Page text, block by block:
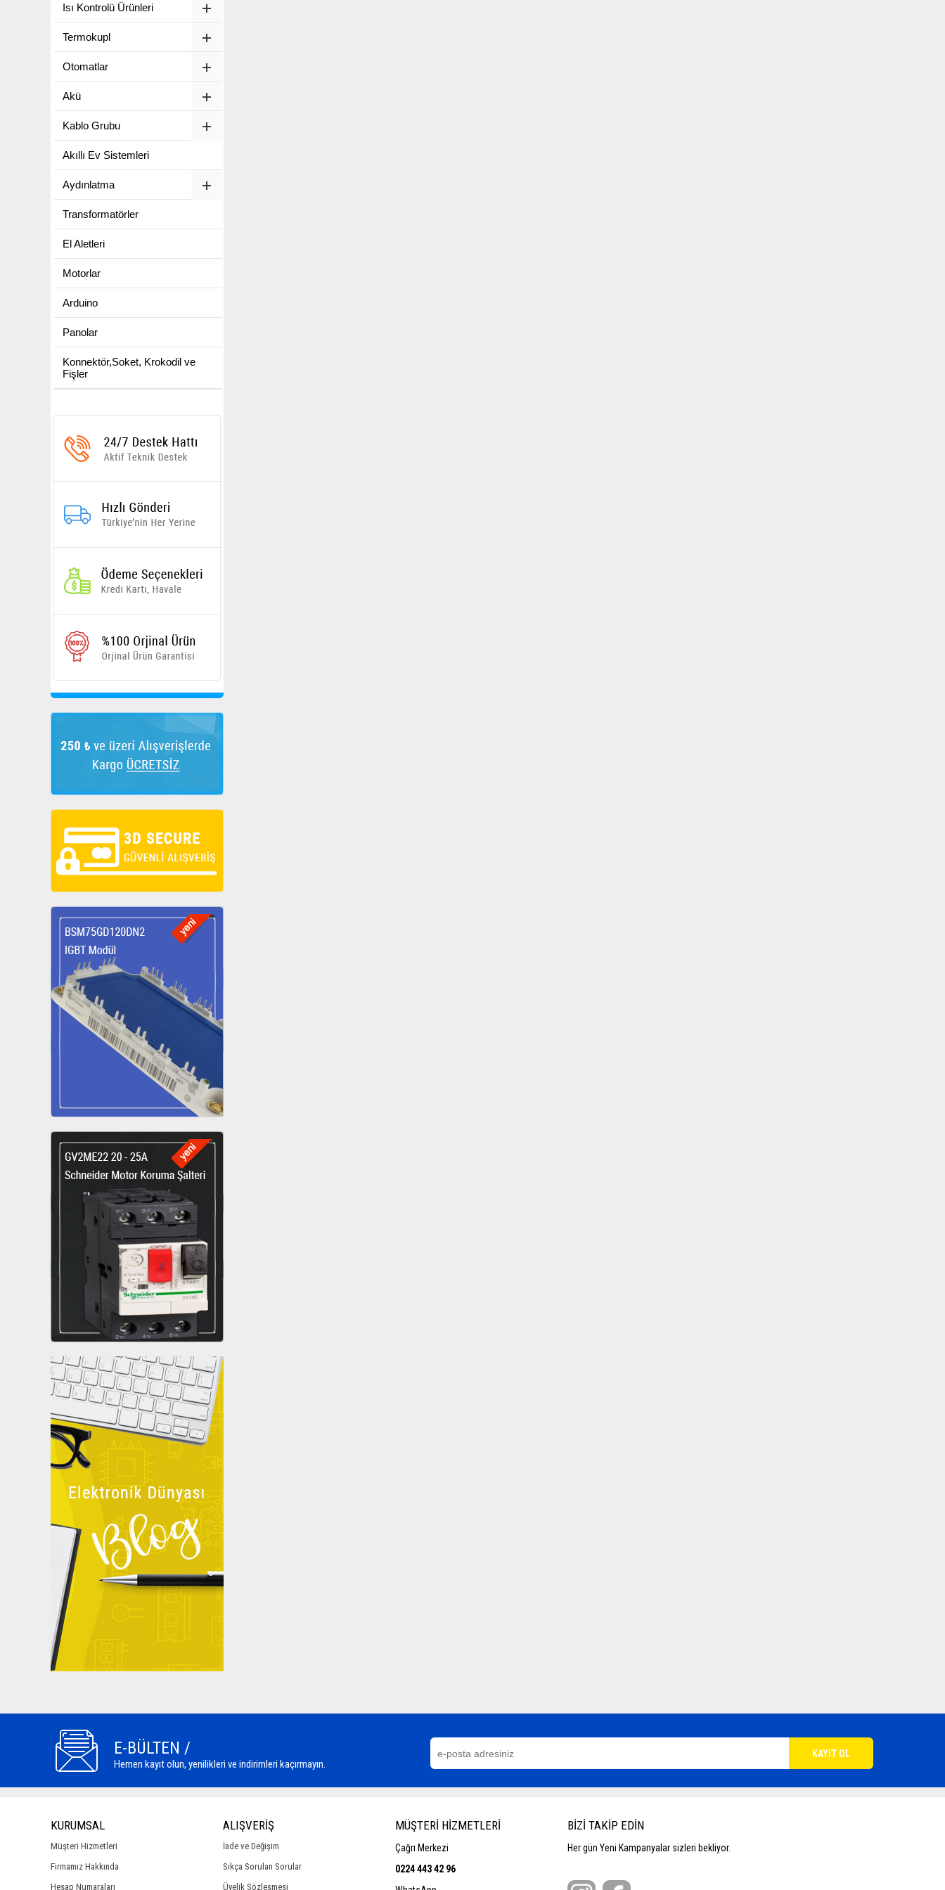
Isı Kontrolü Ürünleri
Termokupl
Otomatlar
Akü
Kablo Grubu
Akıllı Ev Sistemleri
Aydınlatma
Transformatörler
El Aletleri
Motorlar
Arduino
Panolar
Konnektör,Soket, Krokodil ve
Fişler
E-BÜLTEN /
Hemen kayıt olun, yenilikleri ve indirimleri kaçırmayın.
KURUMSAL
Müşteri Hizmetleri
Firmamız Hakkında
Hesap Numaraları
ALIŞVERİŞ
İade ve Değişim
Sıkça Sorulan Sorular
Üyelik Sözleşmesi
MÜŞTERİ HİZMETLERİ
Çağrı Merkezi
0224 443 42 96
BİZİ TAKİP EDİN
Her gün Yeni Kampanyalar sizleri bekliyor.